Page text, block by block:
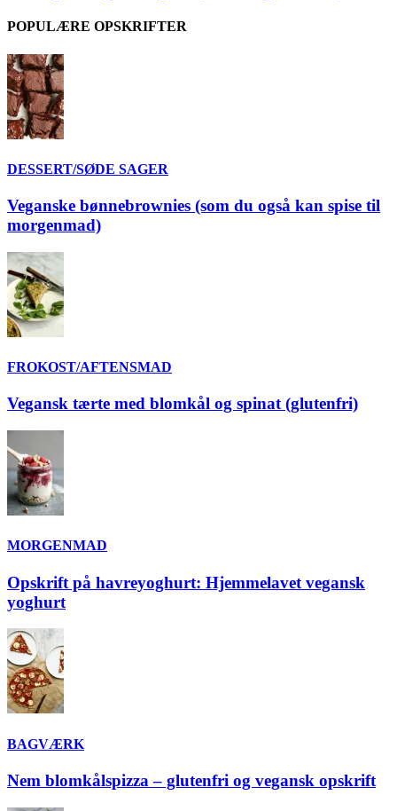
POPULÆRE OPSKRIFTER
DESSERT/SØDE SAGER
Veganske bønnebrownies (som du også kan spise til
morgenmad)
FROKOST/AFTENSMAD
Vegansk tærte med blomkål og spinat (glutenfri)
MORGENMAD
Opskrift på havreyoghurt: Hjemmelavet vegansk
yoghurt
BAGVÆRK
Nem blomkålspizza – glutenfri og vegansk opskrift